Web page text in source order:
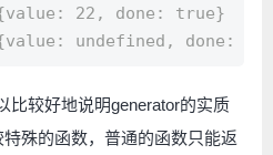
22, done: true}
undefined, done:
比较好地说明generator的实质
殊的函数，普通的函数只能返